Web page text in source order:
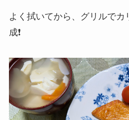
よく拭いてから、グリルでカ
成❗️